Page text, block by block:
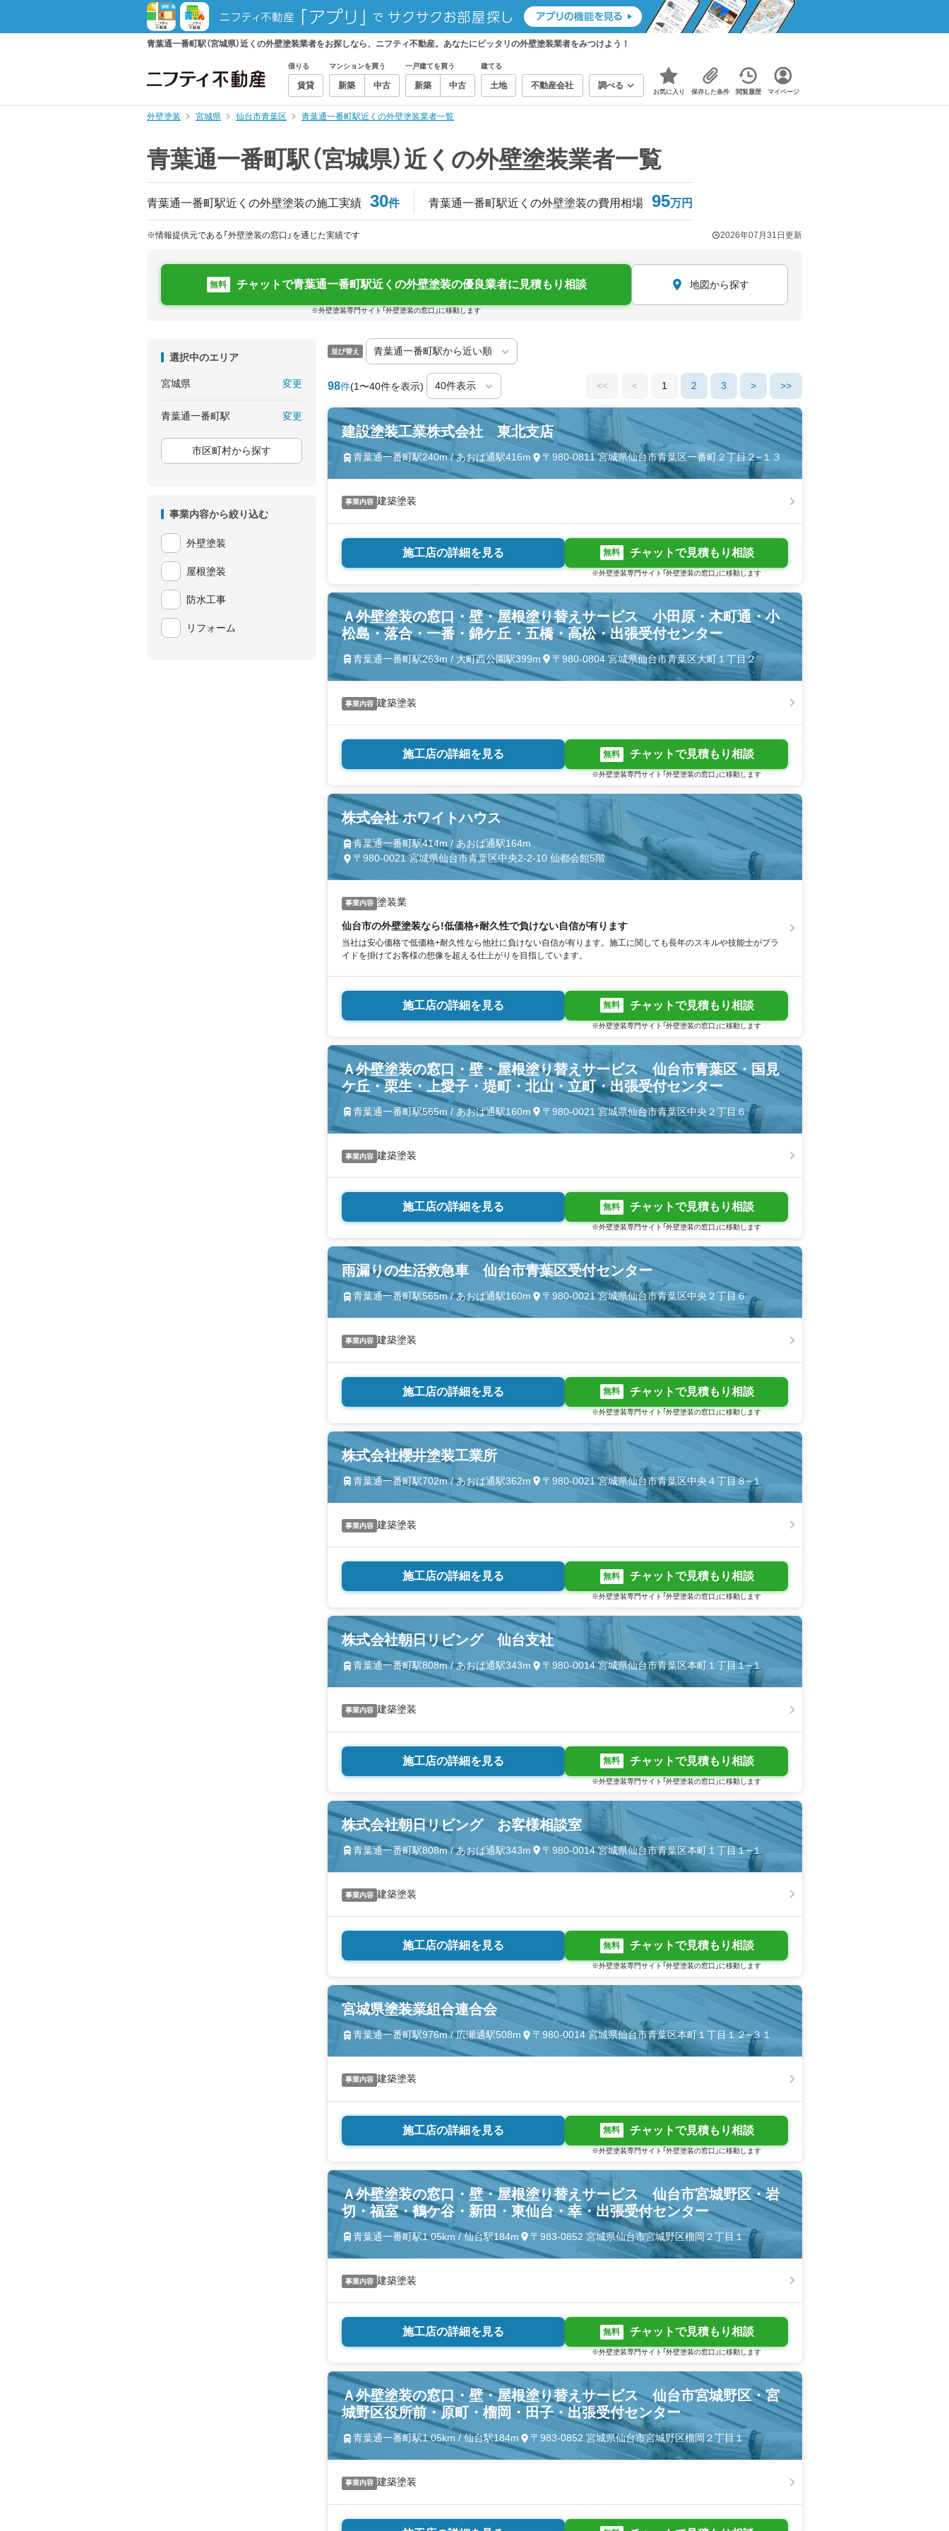
青葉通一番町駅（宮城県）近くの外壁塗装業者をお探しなら、ニフティ不動産。あなたにピッタリの外壁塗装業者をみつけよう！
借りる
賃貸
マンションを買う
新築 中古
一戸建てを買う
新築 中古
建てる
土地 不動産会社 調べる
お気に入り 保存した条件 閲覧履歴 マイページ
外壁塗装 宮城県 仙台市青葉区 青葉通一番町駅近くの外壁塗装業者一覧
青葉通一番町駅（宮城県）近くの外壁塗装業者一覧
青葉通一番町駅近くの外壁塗装の施工実績 30件 青葉通一番町駅近くの外壁塗装の費用相場 95万円
※情報提供元である「外壁塗装の窓口」を通じた実績です 2026年07月31日 更新
無料 チャットで青葉通一番町駅近くの外壁塗装の優良業者に見積もり相談 地図から探す
※外壁塗装専門サイト「外壁塗装の窓口」に移動します
選択中のエリア
宮城県 変更
青葉通一番町駅 変更
市区町村から探す
事業内容から絞り込む
外壁塗装
屋根塗装
防水工事
リフォーム
並び替え
98件(1〜40件を表示) << < 1 2 3 > >>
建設塗装工業株式会社 東北支店
青葉通一番町駅240m / あおば通駅416m 〒980-0811 宮城県仙台市青葉区一番町２丁目２−１３
事業内容 建築塗装
施工店の詳細を見る 無料 チャットで見積もり相談
※外壁塗装専門サイト「外壁塗装の窓口」に移動します
Ａ外壁塗装の窓口・壁・屋根塗り替えサービス 小田原・木町通・小
松島・落合・一番・錦ケ丘・五橋・高松・出張受付センター
青葉通一番町駅263m / 大町西公園駅399m 〒980-0804 宮城県仙台市青葉区大町１丁目２
事業内容 建築塗装
施工店の詳細を見る 無料 チャットで見積もり相談
※外壁塗装専門サイト「外壁塗装の窓口」に移動します
株式会社 ホワイトハウス
青葉通一番町駅414m / あおば通駅164m
〒980-0021 宮城県仙台市青葉区中央2-2-10 仙都会館5階
事業内容 塗装業
仙台市の外壁塗装なら!低価格+耐久性で負けない自信が有ります
当社は安心価格で低価格+耐久性なら他社に負けない自信が有ります。施工に関しても長年のスキルや技能士がプラ
イドを掛けてお客様の想像を超える仕上がりを目指しています。
施工店の詳細を見る 無料 チャットで見積もり相談
※外壁塗装専門サイト「外壁塗装の窓口」に移動します
Ａ外壁塗装の窓口・壁・屋根塗り替えサービス 仙台市青葉区・国見
ケ丘・栗生・上愛子・堤町・北山・立町・出張受付センター
青葉通一番町駅565m / あおば通駅160m 〒980-0021 宮城県仙台市青葉区中央２丁目６
事業内容 建築塗装
施工店の詳細を見る 無料 チャットで見積もり相談
※外壁塗装専門サイト「外壁塗装の窓口」に移動します
雨漏りの生活救急車 仙台市青葉区受付センター
青葉通一番町駅565m / あおば通駅160m 〒980-0021 宮城県仙台市青葉区中央２丁目６
事業内容 建築塗装
施工店の詳細を見る 無料 チャットで見積もり相談
※外壁塗装専門サイト「外壁塗装の窓口」に移動します
株式会社櫻井塗装工業所
青葉通一番町駅702m / あおば通駅362m 〒980-0021 宮城県仙台市青葉区中央４丁目８−１
事業内容 建築塗装
施工店の詳細を見る 無料 チャットで見積もり相談
※外壁塗装専門サイト「外壁塗装の窓口」に移動します
株式会社朝日リビング 仙台支社
青葉通一番町駅808m / あおば通駅343m 〒980-0014 宮城県仙台市青葉区本町１丁目１−１
事業内容 建築塗装
施工店の詳細を見る 無料 チャットで見積もり相談
※外壁塗装専門サイト「外壁塗装の窓口」に移動します
株式会社朝日リビング お客様相談室
青葉通一番町駅808m / あおば通駅343m 〒980-0014 宮城県仙台市青葉区本町１丁目１−１
事業内容 建築塗装
施工店の詳細を見る 無料 チャットで見積もり相談
※外壁塗装専門サイト「外壁塗装の窓口」に移動します
宮城県塗装業組合連合会
青葉通一番町駅976m / 広瀬通駅508m 〒980-0014 宮城県仙台市青葉区本町１丁目１２−３１
事業内容 建築塗装
施工店の詳細を見る 無料 チャットで見積もり相談
※外壁塗装専門サイト「外壁塗装の窓口」に移動します
Ａ外壁塗装の窓口・壁・屋根塗り替えサービス 仙台市宮城野区・岩
切・福室・鶴ケ谷・新田・東仙台・幸・出張受付センター
青葉通一番町駅1.05km / 仙台駅184m 〒983-0852 宮城県仙台市宮城野区榴岡２丁目１
事業内容 建築塗装
施工店の詳細を見る 無料 チャットで見積もり相談
※外壁塗装専門サイト「外壁塗装の窓口」に移動します
Ａ外壁塗装の窓口・壁・屋根塗り替えサービス 仙台市宮城野区・宮
城野区役所前・原町・榴岡・田子・出張受付センター
青葉通一番町駅1.05km / 仙台駅184m 〒983-0852 宮城県仙台市宮城野区榴岡２丁目１
事業内容 建築塗装